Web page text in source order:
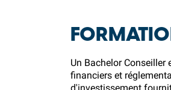
Un Bachelor
financiers et